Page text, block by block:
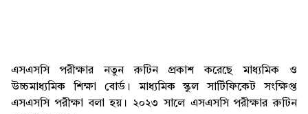
এসএসসি পরীক্ষার নতুন রুটিন প্রকাশ করেছে মাধ্যমিক ও
উচ্চমাধ্যমিক শিক্ষা বোর্ড। মাধ্যমিক স্কুল সার্টিফিকেট সংক্ষিপ্ত
এসএসসি পরীক্ষা বলা হয়। ২০২৩ সালে এসএসসি পরীক্ষার রুটিন